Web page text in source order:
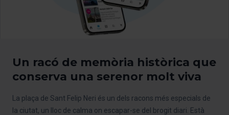
Un racó de memòria històrica que
conserva una serenor molt viva
La plaça de Sant Felip Neri és un dels racons més especials de
la ciutat, un lloc de calma on escapar-se del brogit diari. Està